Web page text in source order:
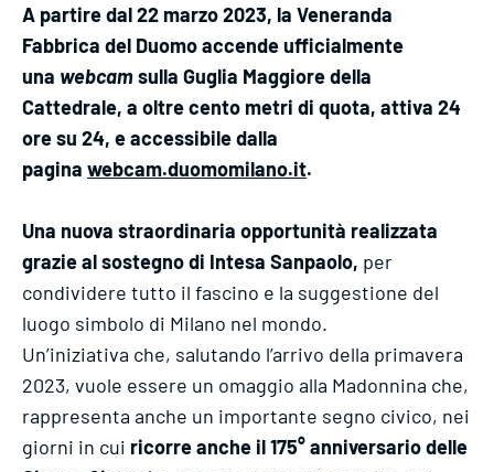
A partire dal 22 marzo 2023, la Veneranda
Fabbrica del Duomo accende ufficialmente
una webcamsulla Guglia Maggiore della
Cattedrale, a oltre cento metri di quota, attiva 24
ore su 24, e accessibile dalla
pagina webcam.duomomilano.it.
Una nuova straordinaria opportunità realizzata
grazie al sostegno di Intesa Sanpaolo, per
condividere tutto il fascino e la suggestione del
luogo simbolo di Milano nel mondo.
Un’iniziativa che, salutando l’arrivo della primavera
2023, vuole essere un omaggio alla Madonnina che,
rappresenta anche un importante segno civico, nei
giorni in cui ricorre anche il 175° anniversario delle